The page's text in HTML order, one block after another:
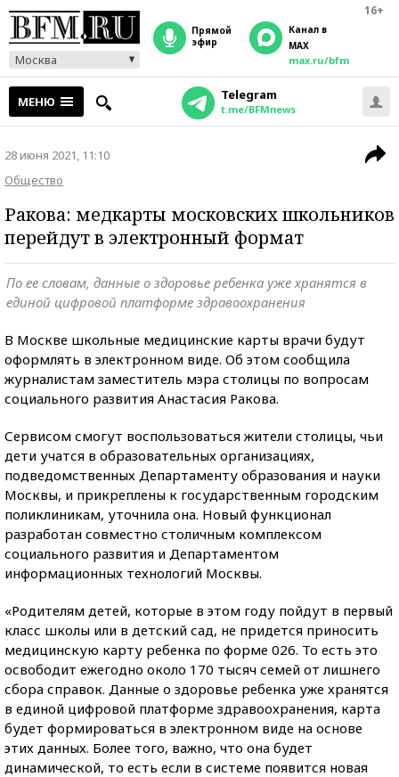
16+
Москва
прямой
эфир
Канал в
MAX
max.ru/bfm
МЕНЮ Telegram
t.me/BFMnews
28 июня 2021, 11:10
Общество
Ракова: медкарты московских школьников
перейдут в электронный формат
По ее словам, данные о здоровье ребенка уже хранятся в
единой цифровой платформе здравоохранения
В Москве школьные медицинские карты врачи будут
оформлять в электронном виде. Об этом сообщила
журналистам заместитель мэра столицы по вопросам
социального развития Анастасия Ракова.
Сервисом смогут воспользоваться жители столицы, чьи
дети учатся в образовательных организациях,
подведомственных Департаменту образования и науки
Москвы, и прикреплены к государственным городским
поликлиникам, уточнила она. Новый функционал
разработан совместно столичным комплексом
социального развития и Департаментом
информационных технологий Москвы.
«Родителям детей, которые в этом году пойдут в первый
класс школы или в детский сад, не придется приносить
медицинскую карту ребенка по форме 026. То есть это
освободит ежегодно около 170 тысяч семей от лишнего
сбора справок. Данные о здоровье ребенка уже хранятся
в единой цифровой платформе здравоохранения, карта
будет формироваться в электронном виде на основе
этих данных. Более того, важно, что она будет
динамической, то есть если в системе появится новая